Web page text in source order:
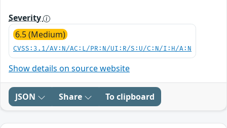
Severity
6.5 (Medium)
CVSS:3.1/AV:N/AC:L/PR:N/UI:R/S:U/C:N/I:H/A:N
Show details on source website
JSON Share To clipboard